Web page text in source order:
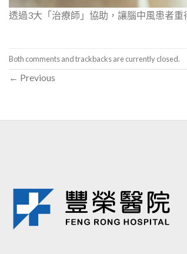
透過3大「治療師」協助，讓腦中風患者重
Both comments and trackbacks are currently closed.
← Previous